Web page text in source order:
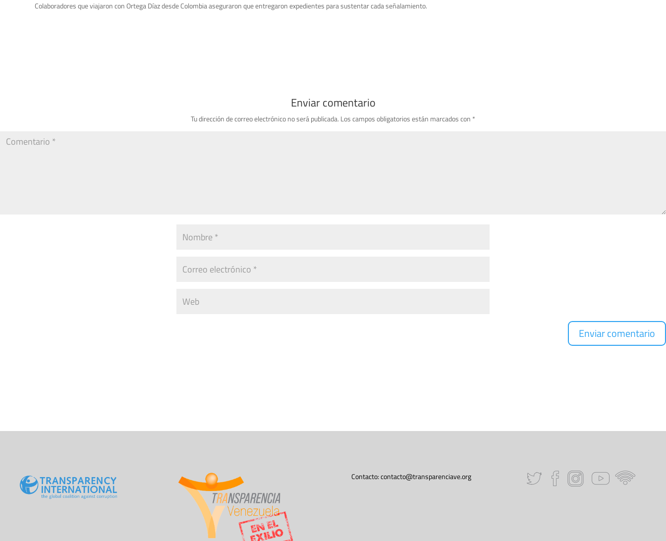
Colaboradores que viajaron con Ortega Díaz desde Colombia aseguraron que entregaron expedientes para sustentar cada señalamiento.
Enviar comentario
Tu dirección de correo electrónico no será publicada. Los campos obligatorios están marcados con *
Contacto:contacto@transparenciave.org